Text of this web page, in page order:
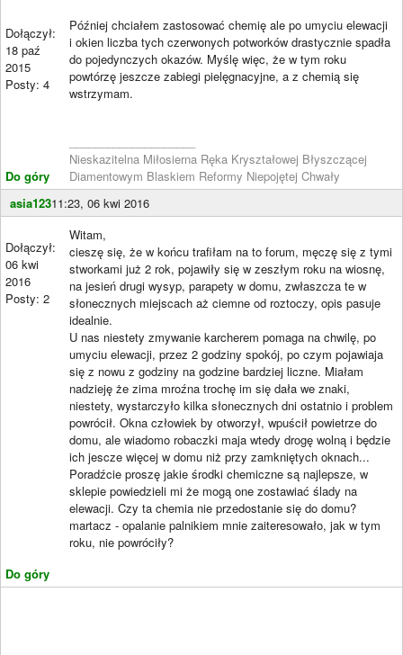
Dołączył:
18 paź
2015
Posty: 4
Do góry
Później chciałem zastosować chemię ale po umyciu elewacji
i okien liczba tych czerwonych potworków drastycznie spadła
do pojedynczych okazów. Myślę więc, że w tym roku
powtórzę jeszcze zabiegi pielęgnacyjne, a z chemią się
wstrzymam.
Nieskazitelna Miłosierna Ręka Kryształowej Błyszczącej
Diamentowym Blaskiem Reformy Niepojętej Chwały
asia12311:23, 06 kwi 2016
Dołączył:
06 kwi
2016
Posty: 2
Do góry
Witam,
cieszę się, że w końcu trafiłam na to forum, męczę się z tymi
stworkami już 2 rok, pojawiły się w zeszłym roku na wiosnę,
na jesień drugi wysyp, parapety w domu, zwłaszcza te w
słonecznych miejscach aż ciemne od roztoczy, opis pasuje
idealnie.
U nas niestety zmywanie karcherem pomaga na chwilę, po
umyciu elewacji, przez 2 godziny spokój, po czym pojawiaja
się z nowu z godziny na godzine bardziej liczne. Miałam
nadzieję że zima mroźna trochę im się dała we znaki,
niestety, wystarczyło kilka słonecznych dni ostatnio i problem
powrócił. Okna człowiek by otworzył, wpuścił powietrze do
domu, ale wiadomo robaczki maja wtedy drogę wolną i będzie
ich jescze więcej w domu niż przy zamkniętych oknach...
Poradźcie proszę jakie środki chemiczne są najlepsze, w
sklepie powiedzieli mi że mogą one zostawiać ślady na
elewacji. Czy ta chemia nie przedostanie się do domu?
martacz - opalanie palnikiem mnie zaiteresowało, jak w tym
roku, nie powróciły?